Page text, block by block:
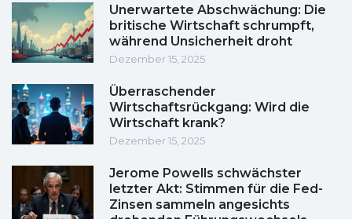
Unerwartete Abschwächung: Die
britische Wirtschaft schrumpft,
während Unsicherheit droht
Dezember 15, 2025
Überraschender
Wirtschaftsrückgang: Wird die
Wirtschaft krank?
Dezember 15, 2025
Jerome Powells schwächster
letzter Akt: Stimmen für die Fed-
Zinsen sammeln angesichts